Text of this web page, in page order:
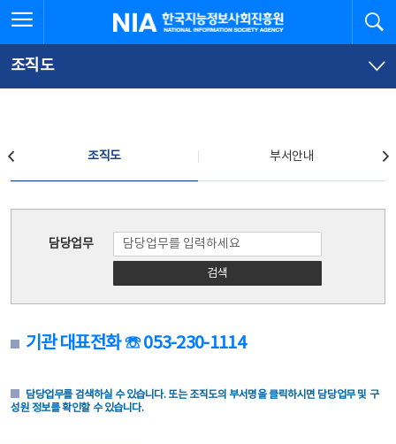
문
로
가
체
뉴
바
가
한국지능정보사회진흥원
조직도
조직도 부서안내
담당업무
검색
기관 대표전화 ☏ 053-230-1114
담당업무를 검색하실 수 있습니다. 또는 조직도의 부서명을 클릭하시면 담당업무 및 구
성원 정보를 확인할 수 있습니다.